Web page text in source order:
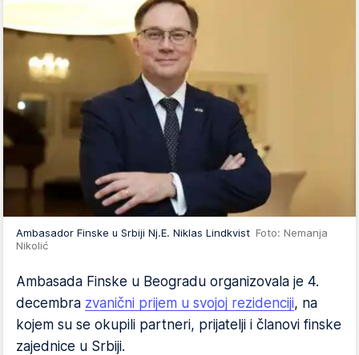
Ambasador Finske u Srbiji Nj.E. Niklas Lindkvist Foto: Nemanja
Nikolić
Ambasada Finske u Beogradu organizovala je 4.
decembra zvanični prijem u svojoj rezidenciji, na
kojem su se okupili partneri, prijatelji i članovi finske
zajednice u Srbiji.